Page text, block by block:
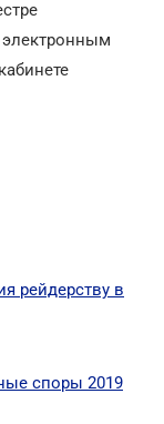
рейдерству в
споры 2019